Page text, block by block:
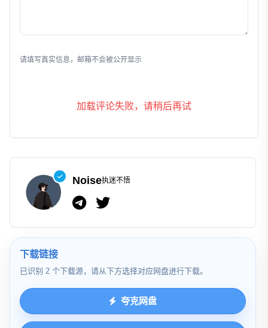
请填写真实信息，邮箱不会被公开显示
加载评论失败，请稍后再试
Noise执迷不悟
下载链接
已识别 2 个下载源，请从下方选择对应网盘进行下载。
夸克网盘